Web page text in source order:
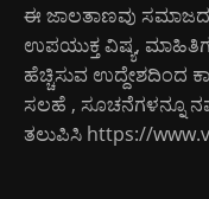
ಈ ಜಾಲತಾಣವು
ಉಪಯುಕ್ತ ವಿಷ್ಯ,
ಹೆಚ್ಚಿಸುವ ಉದ್ದೇಶದಿಂದ
ಸಲಹೆ ,
ತಲುಪಿಸಿ https://